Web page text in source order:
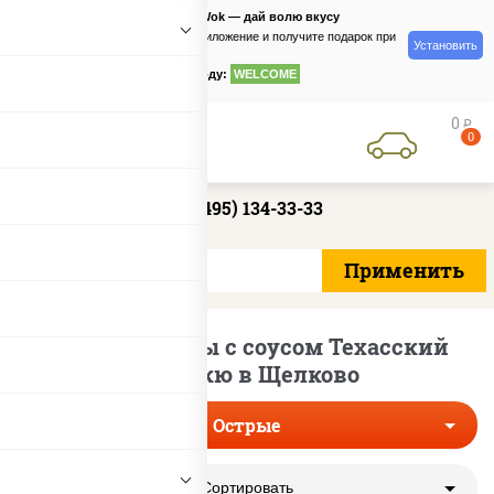
PizzaSushiWok — дай волю вкусу
Скачайте приложение и получите подарок при
по промокоду: WELCOME
Установить
0 руб
0
+7 (495) 134-33-33
Острые пиццы с соусом Техасский
Барбекю в Щелково
Острые
Сортировать